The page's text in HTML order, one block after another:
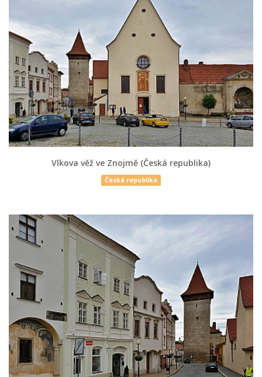
Vlkova věž ve Znojmě (Česká republika)
Česká republika